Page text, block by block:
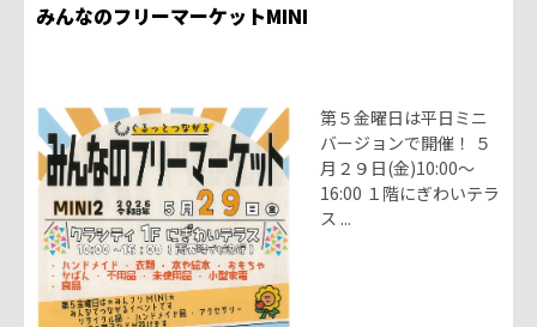
みんなのフリーマーケットMINI
第５金曜日は平日ミニ
バージョンで開催！ ５
月２９日(金)10:00〜
16:00 １階にぎわいテラ
ス ...